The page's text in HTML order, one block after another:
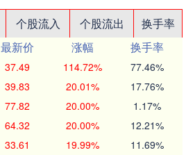
个股流入 个股流出
换手率
最新价 涨幅
换手率
37.49 114.72% 77.46%
39.83 20.01% 17.76%
77.82 20.00% 1.17%
64.32 20.00% 12.21%
33.61 19.99% 11.69%